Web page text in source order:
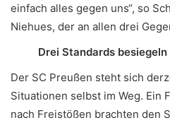
einfach alles gegen uns“, so
Niehues, der an allen drei
Drei Standards
Der SC Preußen steht sich
Situationen selbst im Weg. Ein
nach Freistößen brachten den